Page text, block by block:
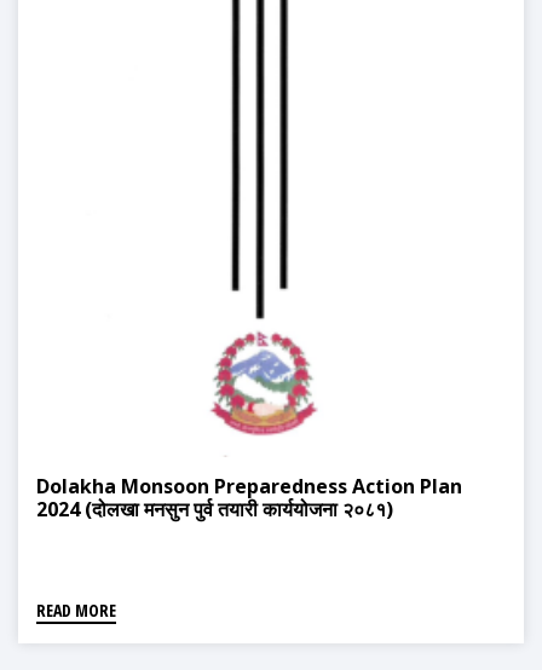
Dolakha Monsoon Preparedness Action Plan
2024 (दोलखा मनसुन पुर्व तयारी कार्ययोजना २०८१)
READ MORE